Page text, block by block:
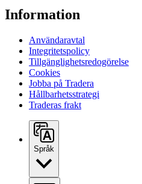
Information
Användaravtal
Integritetspolicy
Tillgänglighetsredogörelse
Cookies
Jobba på Tradera
Hållbarhetsstrategi
Traderas frakt
Språk